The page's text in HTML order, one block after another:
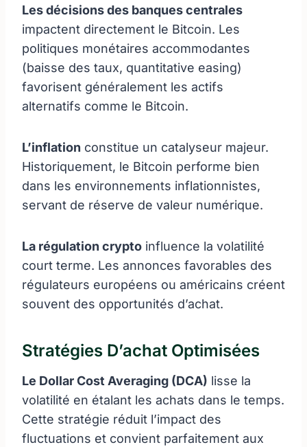
Les décisions des banques centrales
impactent directement le Bitcoin. Les
politiques monétaires accommodantes
(baisse des taux, quantitative easing)
favorisent généralement les actifs
alternatifs comme le Bitcoin.
L’inflation constitue un catalyseur majeur.
Historiquement, le Bitcoin performe bien
dans les environnements inflationnistes,
servant de réserve de valeur numérique.
La régulation crypto influence la volatilité
court terme. Les annonces favorables des
régulateurs européens ou américains créent
souvent des opportunités d’achat.
Stratégies D’achat Optimisées
Le Dollar Cost Averaging (DCA) lisse la
volatilité en étalant les achats dans le temps.
Cette stratégie réduit l’impact des
fluctuations et convient parfaitement aux